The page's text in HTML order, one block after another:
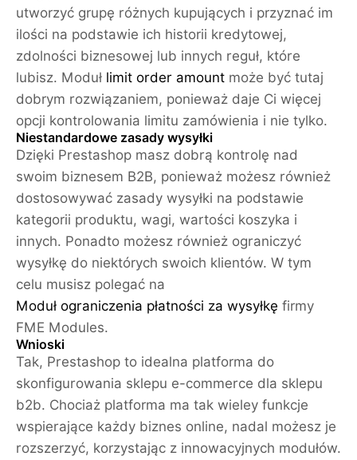
utworzyć grupę różnych kupujących i przyznać im
ilości na podstawie ich historii kredytowej,
zdolności biznesowej lub innych reguł, które
lubisz. Moduł limit order amount może być tutaj
dobrym rozwiązaniem, ponieważ daje Ci więcej
opcji kontrolowania limitu zamówienia i nie tylko.
Niestandardowe zasady wysyłki
Dzięki Prestashop masz dobrą kontrolę nad
swoim biznesem B2B, ponieważ możesz również
dostosowywać zasady wysyłki na podstawie
kategorii produktu, wagi, wartości koszyka i
innych. Ponadto możesz również ograniczyć
wysyłkę do niektórych swoich klientów. W tym
celu musisz polegać na
Moduł ograniczenia płatności za wysyłkę firmy
FME Modules.
Wnioski
Tak, Prestashop to idealna platforma do
skonfigurowania sklepu e-commerce dla sklepu
b2b. Chociaż platforma ma tak wieley funkcje
wspierające każdy biznes online, nadal możesz je
rozszerzyć, korzystając z innowacyjnych modułów.